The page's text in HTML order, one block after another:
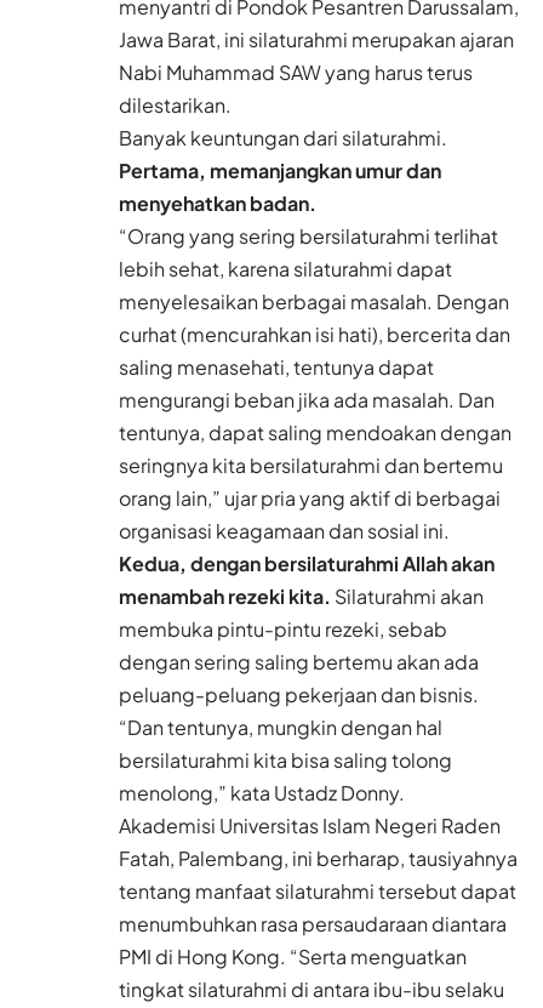
menyantri di Pondok Pesantren Darussalam,
Jawa Barat, ini silaturahmi merupakan ajaran
Nabi Muhammad SAW yang harus terus
dilestarikan.
Banyak keuntungan dari silaturahmi.
Pertama, memanjangkan umur dan
menyehatkan badan.
“Orang yang sering bersilaturahmi terlihat
lebih sehat, karena silaturahmi dapat
menyelesaikan berbagai masalah. Dengan
curhat (mencurahkan isi hati), bercerita dan
saling menasehati, tentunya dapat
mengurangi beban jika ada masalah. Dan
tentunya, dapat saling mendoakan dengan
seringnya kita bersilaturahmi dan bertemu
orang lain,” ujar pria yang aktif di berbagai
organisasi keagamaan dan sosial ini.
Kedua, dengan bersilaturahmi Allah akan
menambah rezeki kita. Silaturahmi akan
membuka pintu-pintu rezeki, sebab
dengan sering saling bertemu akan ada
peluang-peluang pekerjaan dan bisnis.
“Dan tentunya, mungkin dengan hal
bersilaturahmi kita bisa saling tolong
menolong,” kata Ustadz Donny.
Akademisi Universitas Islam Negeri Raden
Fatah, Palembang, ini berharap, tausiyahnya
tentang manfaat silaturahmi tersebut dapat
menumbuhkan rasa persaudaraan diantara
PMI di Hong Kong. “Serta menguatkan
tingkat silaturahmi di antara ibu-ibu selaku